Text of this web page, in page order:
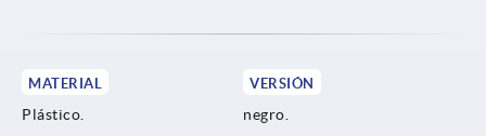
MATERIAL
Plástico.
VERSIÓN
negro.